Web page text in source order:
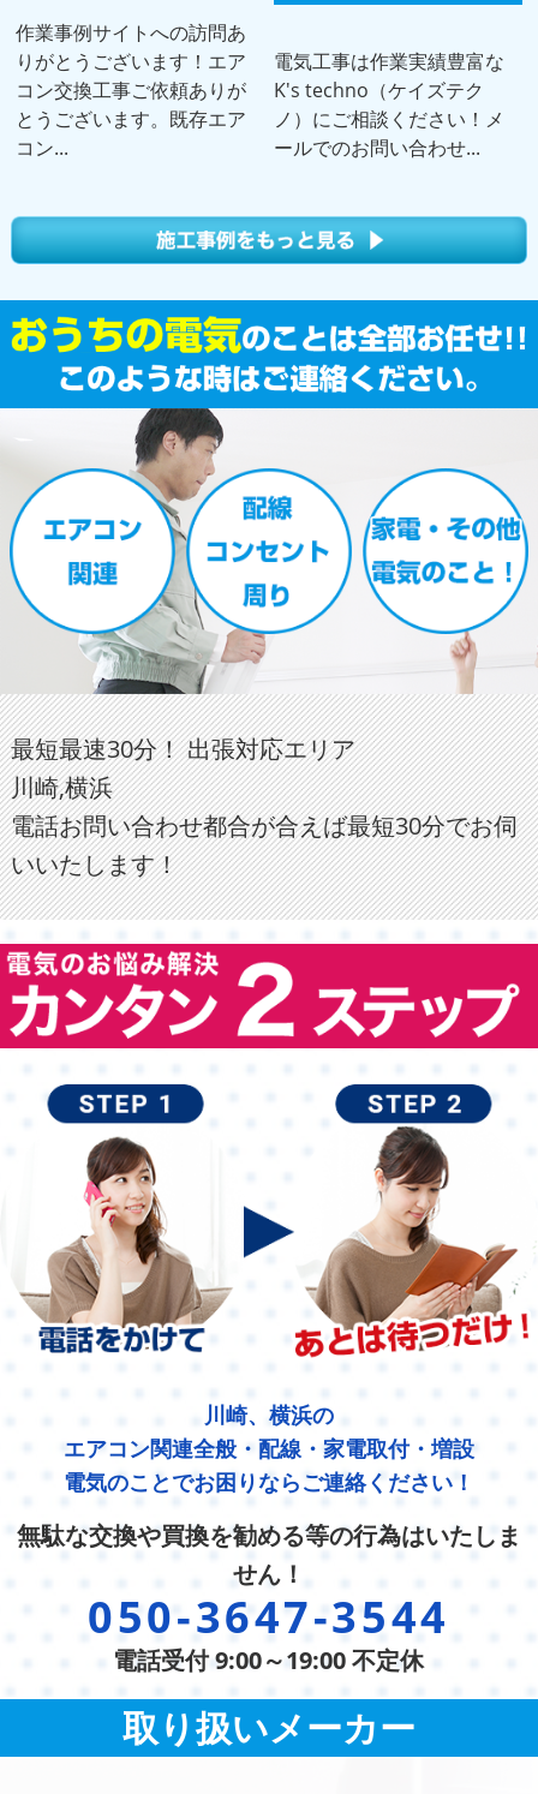
作業事例サイトへの訪問あ
りがとうございます！エア
コン交換工事ご依頼ありが
とうございます。既存エア
コン...
電気工事は作業実績豊富な
K's techno（ケイズテク
ノ）にご相談ください！メ
ールでのお問い合わせ...
最短最速30分！ 出張対応エリア
川崎,横浜
電話お問い合わせ都合が合えば最短30分でお伺
いいたします！
川崎、横浜の
エアコン関連全般・配線・家電取付・増設
電気のことでお困りならご連絡ください！
無駄な交換や買換を勧める等の行為はいたしま
せん！
050-3647-3544
電話受付 9:00～19:00 不定休
取り扱いメーカー